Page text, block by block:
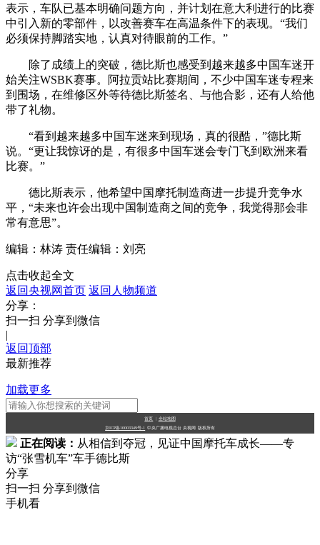
表示，车队已基本明确问题方向，并计划在意大利进行的比赛
中引入新的零部件，以改善赛车在高温条件下的表现。“我们
必须保持脚踏实地，认真对待眼前的工作。”
除了成绩上的突破，德比斯也感受到越来越多中国车迷开
始关注WSBK赛事。阿拉贡站比赛期间，不少中国车迷专程来
到围场，在维修区外等待德比斯签名、与他合影，还有人给他
带了礼物。
“看到越来越多中国车迷来到现场，真的很酷，”德比斯
说。“更让我惊讶的是，有很多中国车迷会专门飞到欧洲来看
比赛。”
德比斯表示，他希望中国摩托制造商进一步提升竞争水
平，“未来也许会出现中国制造商之间的竞争，我觉得那会非
常有意思”。
编辑：林涛 责任编辑：刘亮
点击收起全文
返回央视网首页 返回人物频道
分享：
扫一扫 分享到微信
|
返回顶部
最新推荐
加载更多
首页 全站地图
京ICP备10003349号-1 中央广播电视总台 央视网 版权所有
正在阅读： 从相信到夺冠，见证中国摩托车成长——专
访“张雪机车”车手德比斯
分享
扫一扫 分享到微信
手机看